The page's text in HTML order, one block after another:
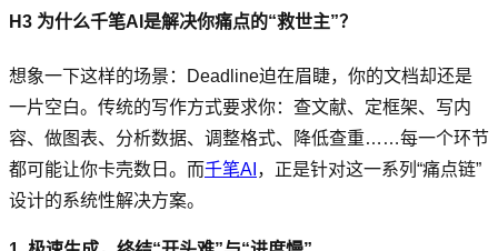
H3 为什么千笔AI是解决你痛点的“救世主”？
想象一下这样的场景：Deadline迫在眉睫，你的文档却还是
一片空白。传统的写作方式要求你：查文献、定框架、写内
容、做图表、分析数据、调整格式、降低查重……每一个环节
都可能让你卡壳数日。而千笔AI ，正是针对这一系列“痛点链”
设计的系统性解决方案。